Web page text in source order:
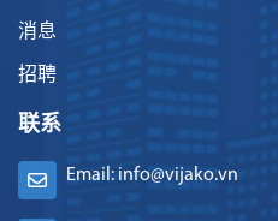
消息
招聘
联系
Email: info@vijako.vn